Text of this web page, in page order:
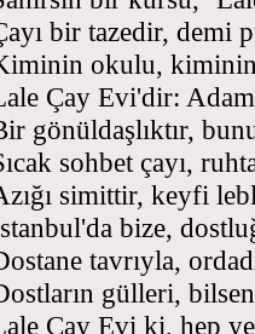
bir tazedir, demi
okulu,
Çay Evi'dir:
gönüldaşlıktır,
sohbet çayı,
simittir, keyfi
bize,
tavrıyla,
gülleri,
Çay Evi ki, hep